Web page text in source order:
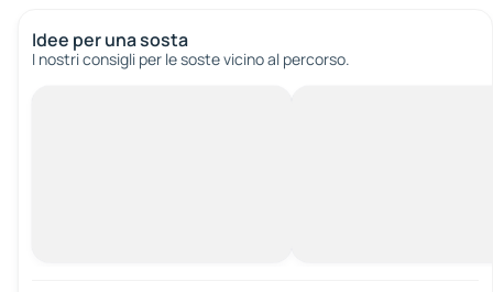
Idee per una sosta
I nostri consigli per le soste vicino al percorso.